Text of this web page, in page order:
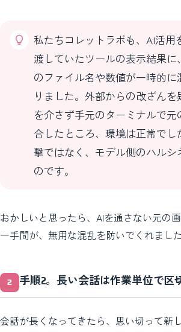
私たちコレットラボも、AI活用
渡していたツールの表示結果
のファイル名や数値が一時的に
りました。外部からの改ざん
を介さず手元のターミナルで
合したところ、環境は正常で
撃ではなく、モデル側のハルシ
のです。
おかしいと思ったら、AIを通さない元の
一手間が、無用な混乱を防いでくれました
手順2。長い会話は作業単位で区
会話が長くなってきたら、思い切って新